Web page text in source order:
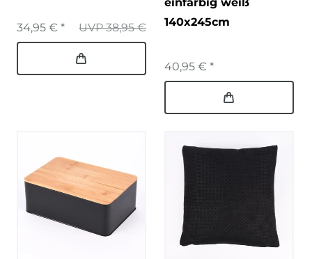
UVP 38,95 €
34,95 € *
einfarbig weiß
140x245cm
40,95 € *